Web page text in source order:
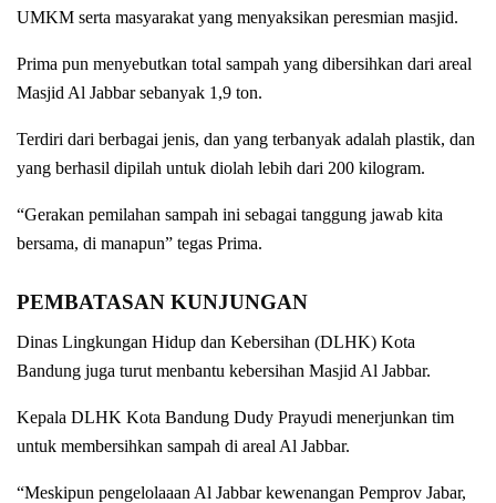
UMKM serta masyarakat yang menyaksikan peresmian masjid.
Prima pun menyebutkan total sampah yang dibersihkan dari areal
Masjid Al Jabbar sebanyak 1,9 ton.
Terdiri dari berbagai jenis, dan yang terbanyak adalah plastik, dan
yang berhasil dipilah untuk diolah lebih dari 200 kilogram.
“Gerakan pemilahan sampah ini sebagai tanggung jawab kita
bersama, di manapun” tegas Prima.
PEMBATASAN KUNJUNGAN
Dinas Lingkungan Hidup dan Kebersihan (DLHK) Kota
Bandung juga turut menbantu kebersihan Masjid Al Jabbar.
Kepala DLHK Kota Bandung Dudy Prayudi menerjunkan tim
untuk membersihkan sampah di areal Al Jabbar.
“Meskipun pengelolaaan Al Jabbar kewenangan Pemprov Jabar,